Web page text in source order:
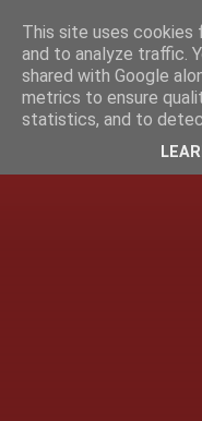
This site uses cookies
and to analyze traffic.
shared with Google
metrics to ensure
statistics, and to